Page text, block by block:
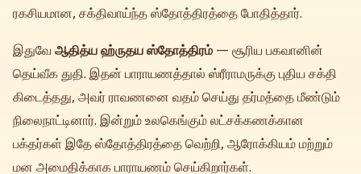
ரகசியமான, சக்திவாய்ந்த ஸ்தோத்திரத்தை போதித்தார்.
இதுவே ஆதித்ய ஹ்ருதய ஸ்தோத்திரம் — சூரிய பகவானின்
தெய்வீக துதி. இதன் பாராயணத்தால் ஸ்ரீராமருக்கு புதிய சக்தி
கிடைத்தது, அவர் ராவணனை வதம் செய்து தர்மத்தை மீண்டும்
நிலைநாட்டினார். இன்றும் உலகெங்கும் லட்சக்கணக்கான
பக்தர்கள் இதே ஸ்தோத்திரத்தை வெற்றி, ஆரோக்கியம் மற்றும்
மன அமைதிக்காக பாராயணம் செய்கிறார்கள்.